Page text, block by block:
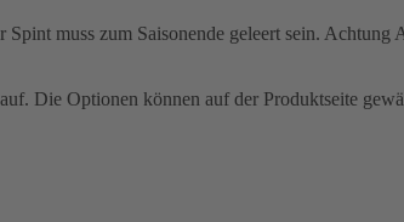
muss zum Saisonende geleert sein. Achtung
Die Optionen können auf der Produktseite